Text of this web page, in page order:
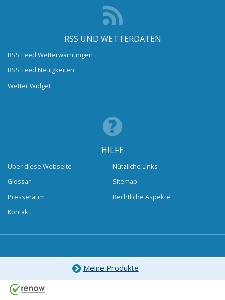
RSS UND WETTERDATEN
RSS Feed Wetterwarnungen
RSS Feed Neuigkeiten
Wetter Widget
HILFE
Über diese Webseite
Glossar
Presseraum
Kontakt
Nützliche Links
Sitemap
Rechtliche Aspekte
Meine Produkte